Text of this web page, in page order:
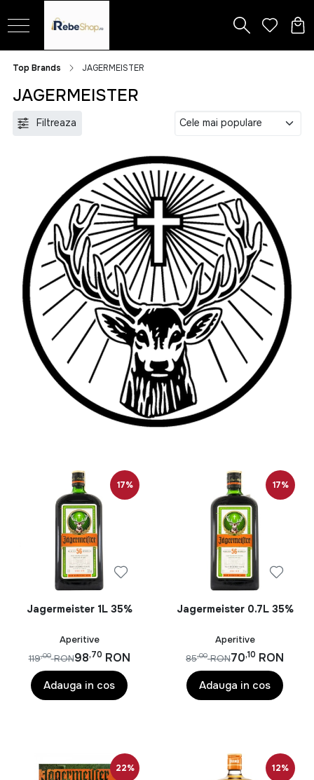
Top Brands JAGERMEISTER
JAGERMEISTER
Filtreaza
17%
Jagermeister 1L 35%
Aperitive
98,70 RON
119,00 RON
Adauga in cos
17%
Jagermeister 0.7L 35%
Aperitive
70,10 RON
85,00 RON
Adauga in cos
22% 12%